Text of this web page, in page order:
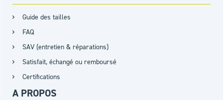
Guide des tailles
FAQ
SAV (entretien & réparations)
Satisfait, échangé ou remboursé
Certifications
A PROPOS